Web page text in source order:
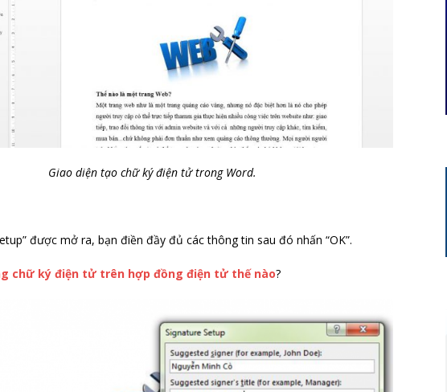
Giao diện tạo chữ ký điện tử trong Word.
được mở ra, bạn điền đầy đủ các thông tin sau đó nhấn “OK”.
chữ ký điện tử trên hợp đồng điện tử thế nào?